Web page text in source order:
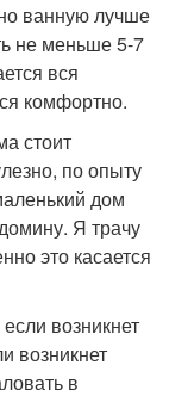
ванную лучше
не меньше 5-7
вся
комфортно.
стоит
по опыту
дом
Я трачу
это касается
возникнет
возникнет
в